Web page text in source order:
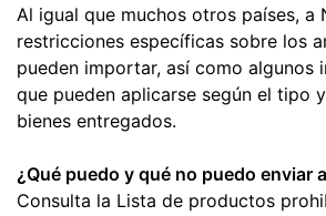
Al igual que muchos otros países, a
restricciones específicas sobre los
pueden importar, así como algunos
que pueden aplicarse según el tipo
bienes entregados.
¿Qué puedo y qué no puedo enviar
Consulta la Lista de productos